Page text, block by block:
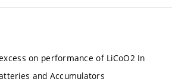
on performance of LiCoO2 In
and Accumulators